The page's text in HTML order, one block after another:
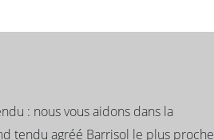
: nous vous aidons dans la
tendu agréé Barrisol le plus proche